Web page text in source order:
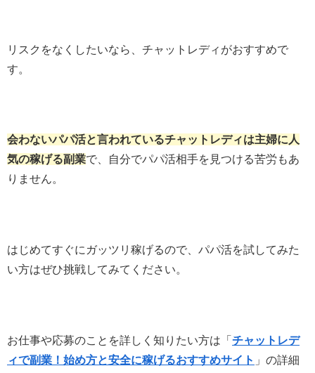
リスクをなくしたいなら、チャットレディがおすすめで
す。
会わないパパ活と言われているチャットレディは主婦に人
気の稼げる副業で、自分でパパ活相手を見つける苦労もあ
りません。
はじめてすぐにガッツリ稼げるので、パパ活を試してみた
い方はぜひ挑戦してみてください。
お仕事や応募のことを詳しく知りたい方は「 チャットレデ
ィで副業！始め方と安全に稼げるおすすめサイト 」の詳細